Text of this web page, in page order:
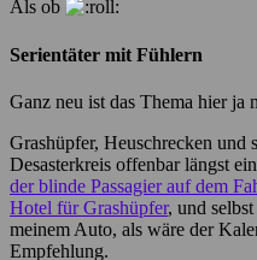
Als ob
Serientäter mit Fühlern
Ganz neu ist das Thema hier ja
Grashüpfer, Heuschrecken und
Desasterkreis offenbar längst
der blinde Passagier auf dem
Hotel für Grashüpfer, und
meinem Auto, als wäre der
Empfehlung.